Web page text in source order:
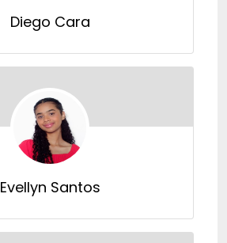
Diego Cara
Evellyn Santos